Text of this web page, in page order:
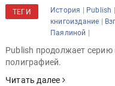
ТЕГИ История | Publish |
книгоиздание |
Паялиной |
Publish продолжает серию
полиграфией.
Читать далее